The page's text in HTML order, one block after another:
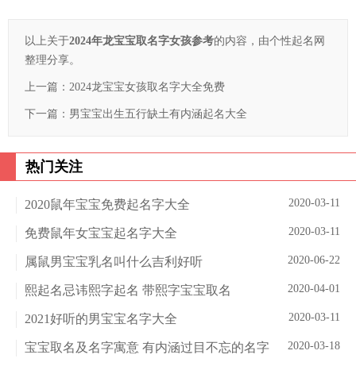
以上关于2024年龙宝宝取名字女孩参考的内容，由个性起名网
整理分享。
上一篇： 2024龙宝宝女孩取名字大全免费
下一篇： 男宝宝出生五行缺土有内涵起名大全
热门关注
2020-03-11
2020鼠年宝宝免费起名字大全
2020-03-11
免费鼠年女宝宝起名字大全
2020-06-22
属鼠男宝宝乳名叫什么吉利好听
2020-04-01
熙起名忌讳熙字起名 带熙字宝宝取名
2020-03-11
2021好听的男宝宝名字大全
2020-03-18
宝宝取名及名字寓意 有内涵过目不忘的名字